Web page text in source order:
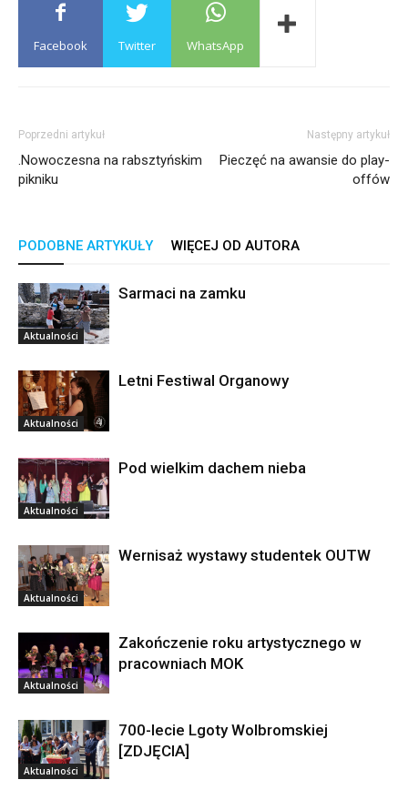
Facebook Twitter WhatsApp
Poprzedni artykuł
.Nowoczesna na rabsztyńskim
pikniku
Następny artykuł
Pieczęć na awansie do play-
offów
PODOBNE ARTYKUŁY WIĘCEJ OD AUTORA
Aktualności
Sarmaci na zamku
Aktualności
Letni Festiwal Organowy
Aktualności
Pod wielkim dachem nieba
Aktualności
Wernisaż wystawy studentek OUTW
Aktualności
Zakończenie roku artystycznego w
pracowniach MOK
Aktualności
700-lecie Lgoty Wolbromskiej
[ZDJĘCIA]